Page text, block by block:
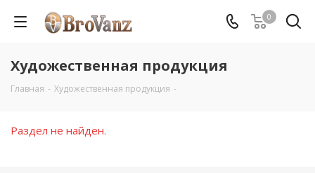
0
Художественная продукция
Главная - Художественная продукция -
Раздел не найден.